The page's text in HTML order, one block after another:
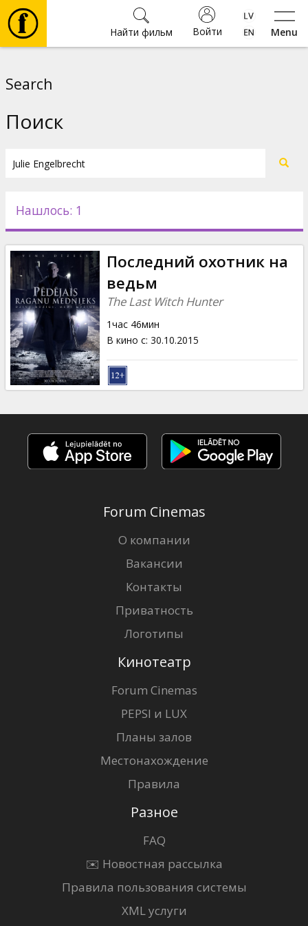
Menu
Войти
Найти фильм
Новости
Подарки
Кинозакуски
B2B
Клуб
Search
Поиск
Нашлось: 1
Последний охотник на
ведьм
The Last Witch Hunter
1час 46мин
В кино с: 30.10.2015
Forum Cinemas
О компании
Вакансии
Контакты
Приватность
Логотипы
Кинотеатр
Forum Cinemas
PEPSI и LUX
Планы залов
Местонахождение
Правила
Разное
FAQ
✉️ Новостная рассылка
Правила пользования системы
XML услуги